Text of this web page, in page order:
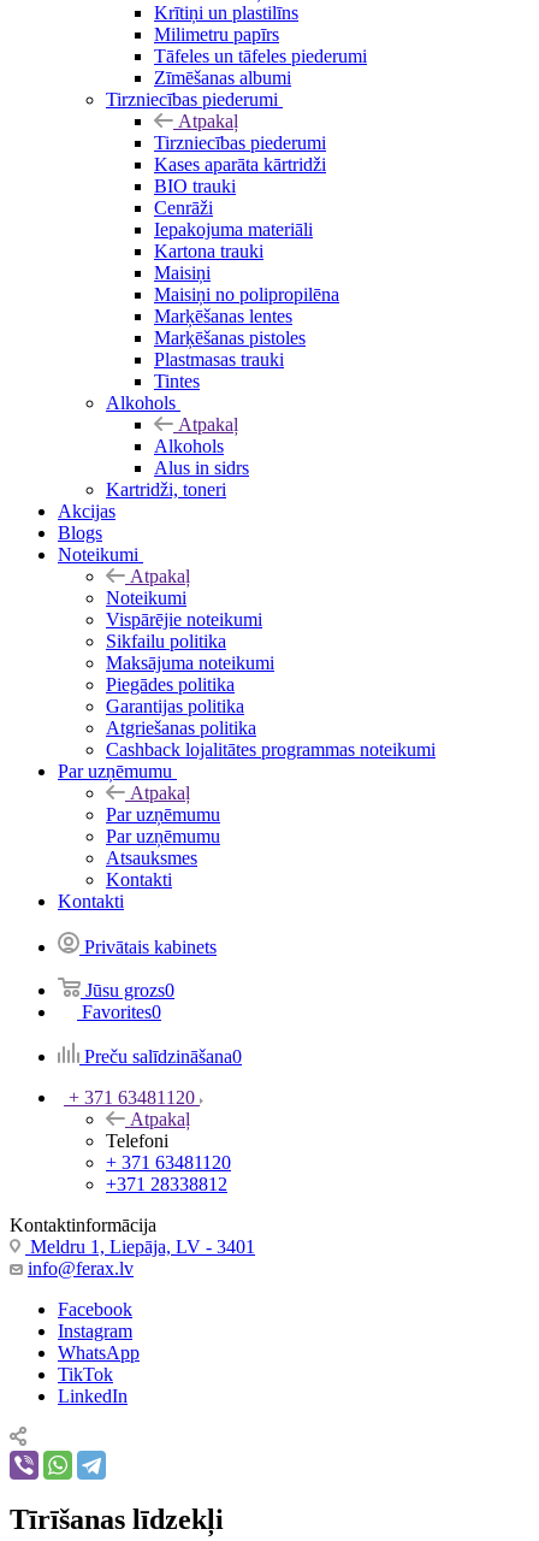
Krītiņi un plastilīns
Milimetru papīrs
Tāfeles un tāfeles piederumi
Zīmēšanas albumi
Tirzniecības piederumi
Atpakaļ
Tirzniecības piederumi
Kases aparāta kārtridži
BIO trauki
Cenrāži
Iepakojuma materiāli
Kartona trauki
Maisiņi
Maisiņi no polipropilēna
Marķēšanas lentes
Marķēšanas pistoles
Plastmasas trauki
Tintes
Alkohols
Atpakaļ
Alkohols
Alus in sidrs
Kartridži, toneri
Akcijas
Blogs
Noteikumi
Atpakaļ
Noteikumi
Vispārējie noteikumi
Sikfailu politika
Maksājuma noteikumi
Piegādes politika
Garantijas politika
Atgriešanas politika
Cashback lojalitātes programmas noteikumi
Par uzņēmumu
Atpakaļ
Par uzņēmumu
Par uzņēmumu
Atsauksmes
Kontakti
Kontakti
Privātais kabinets
Jūsu grozs0
Favorites0
Preču salīdzināšana0
+ 371 63481120
Atpakaļ
Telefoni
+ 371 63481120
+371 28338812
Kontaktinformācija
Meldru 1, Liepāja, LV - 3401
info@ferax.lv
Facebook
Instagram
WhatsApp
TikTok
LinkedIn
Tīrīšanas līdzekļi